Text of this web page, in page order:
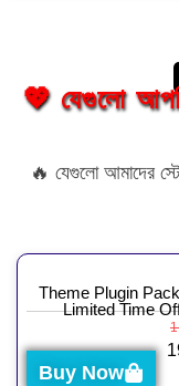
💖 যেগুলো
🔥 যেগুলো আমাদের
Theme Plugin
Limited Time
Buy Now